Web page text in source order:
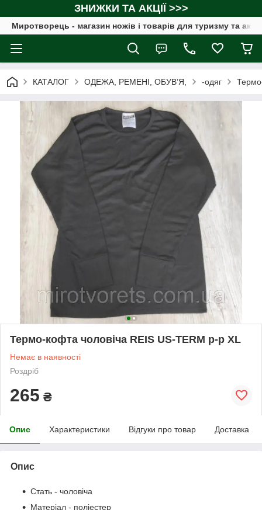
ЗНИЖКИ ТА АКЦІЇ >>>
Миротворець - магазин ножів і товарів для туризму та
КАТАЛОГ ОДЕЖА, РЕМЕНІ, ОБУВ’Я, -одяг
Термо-кофта чоловіча REIS US-TERM р-р XL
Немає в наявності
Роздріб
265 ₴
Опис Характеристики Відгуки про товар Доставка
Опис
Стать - чоловіча
Матеріал - поліестер